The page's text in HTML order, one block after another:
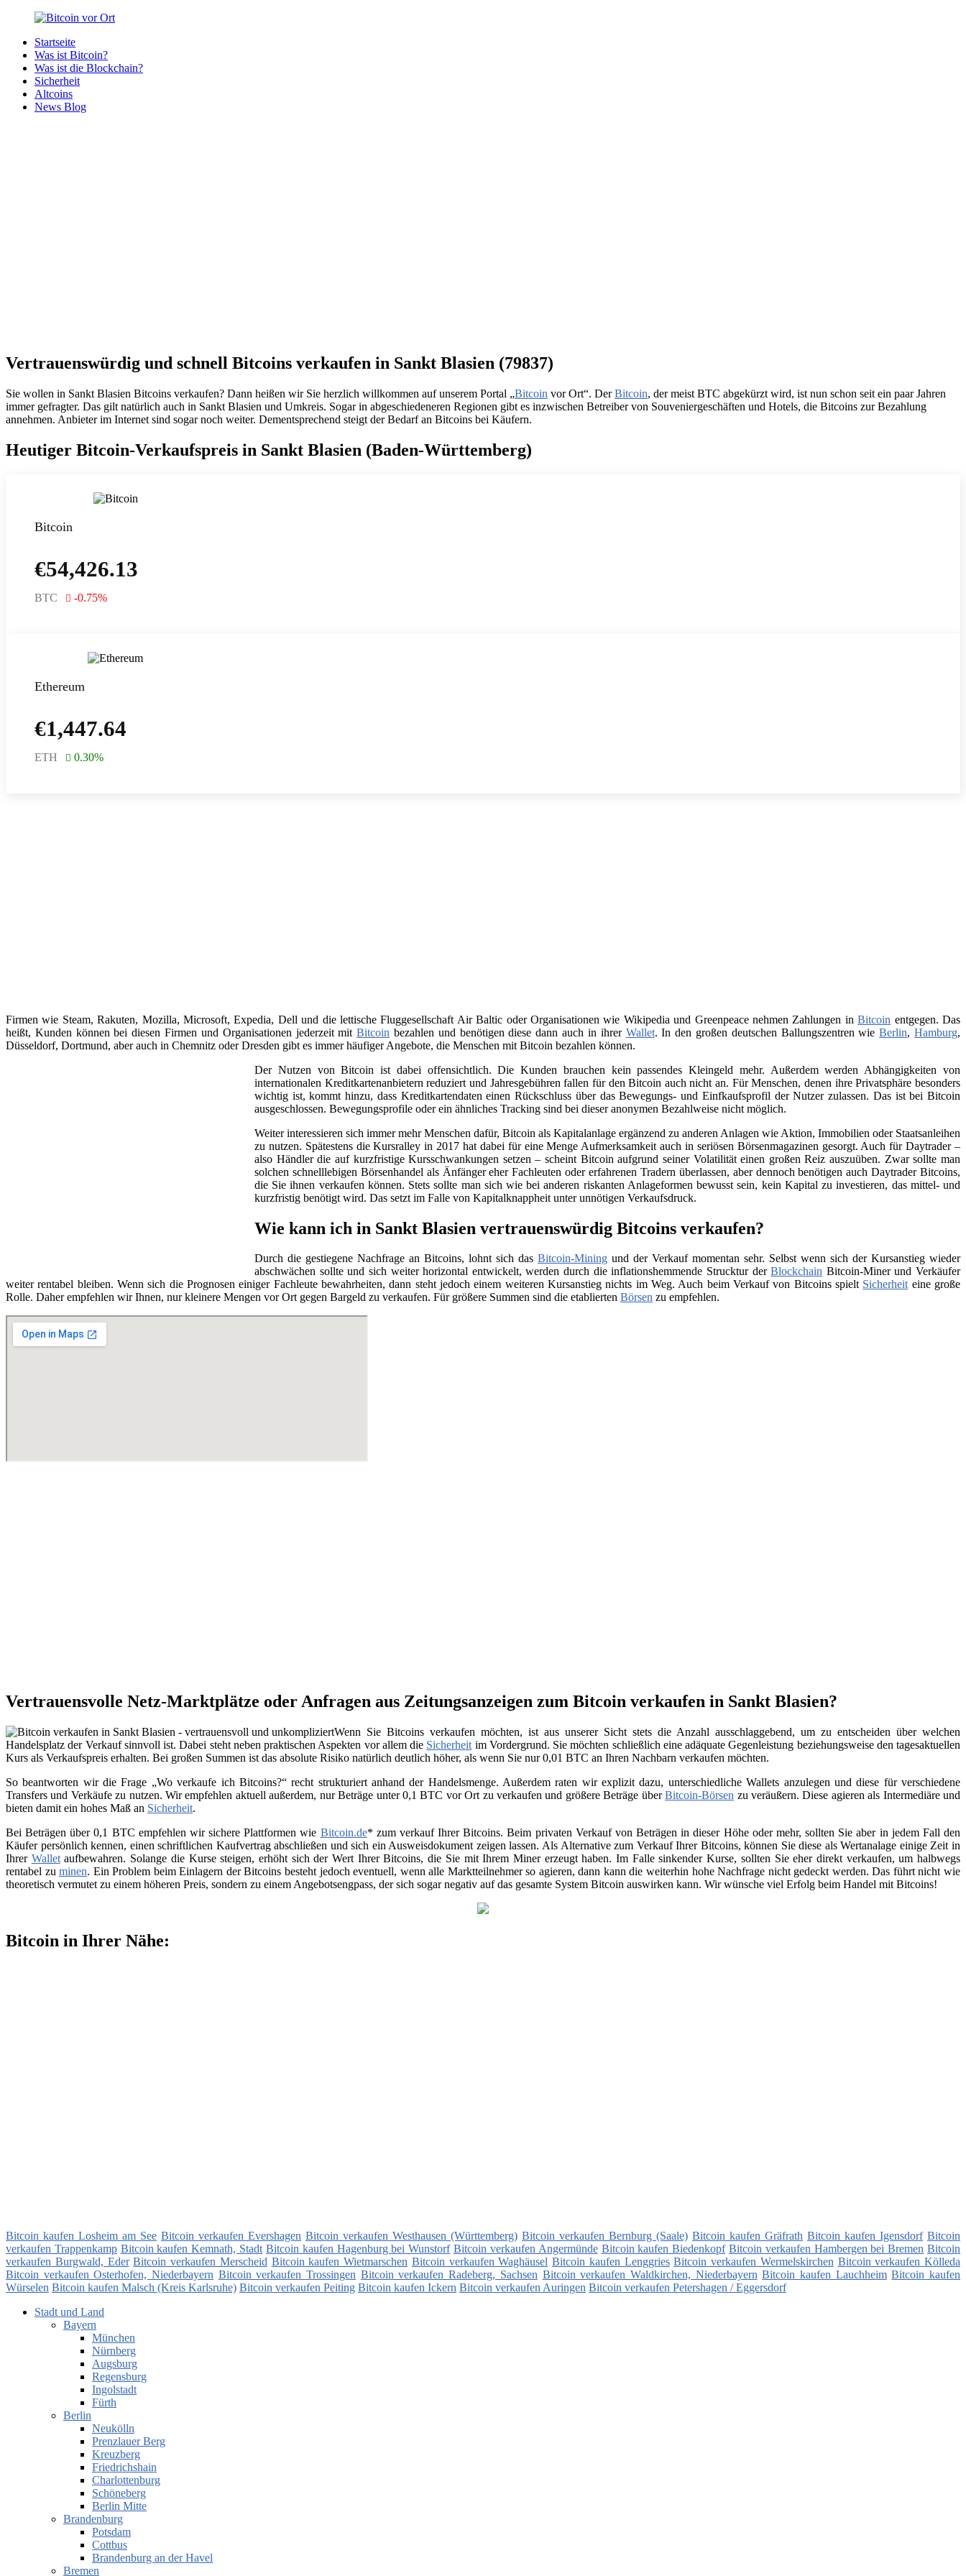
Zurück
Inhalt
Bitcoin
Bitcoins
deiner
Region
Startseite
Was ist Bitcoin?
Was ist die Blockchain?
Sicherheit
Altcoins
News Blog
Vertrauenswürdig und schnell Bitcoins verkaufen in Sankt Blasien (79837)
Sie wollen in Sankt Blasien Bitcoins verkaufen? Dann heißen wir Sie herzlich willkommen auf unserem Portal „Bitcoin vor Ort“. DerBitcoin, der meist BTC abgekürzt wird, ist nun schon seit ein paar Jahren
immer gefragter. Das gilt natürlich auch in Sankt Blasien und Umkreis. Sogar in abgeschiedeneren Regionen gibt es inzwischen Betreiber von Souveniergeschäften und Hotels, die Bitcoins zur Bezahlung
annehmen. Anbieter im Internet sind sogar noch weiter. Dementsprechend steigt der Bedarf an Bitcoins bei Käufern.
Heutiger Bitcoin-Verkaufspreis in Sankt Blasien (Baden-Württemberg)
Bitcoin
€54,426.13
BTC -0.75%
Ethereum
€1,447.64
ETH 0.30%
Firmen wie Steam, Rakuten, Mozilla, Microsoft, Expedia, Dell und die lettische Fluggesellschaft Air Baltic oder Organisationen wie Wikipedia und Greenpeace nehmen Zahlungen inBitcoin entgegen. Das
heißt, Kunden können bei diesen Firmen und Organisationen jederzeit mitBitcoin bezahlen und benötigen diese dann auch in ihrer Wallet. In den großen deutschen Ballungszentren wieBerlin,Hamburg,
Düsseldorf, Dortmund, aber auch in Chemnitz oder Dresden gibt es immer häufiger Angebote, die Menschen mit Bitcoin bezahlen können.
Der Nutzen von Bitcoin ist dabei offensichtlich. Die Kunden brauchen kein passendes Kleingeld mehr. Außerdem werden Abhängigkeiten von
internationalen Kreditkartenanbietern reduziert und Jahresgebühren fallen für den Bitcoin auch nicht an. Für Menschen, denen ihre Privatsphäre besonders
wichtig ist, kommt hinzu, dass Kreditkartendaten einen Rückschluss über das Bewegungs- und Einfkaufsprofil der Nutzer zulassen. Das ist bei Bitcoin
ausgeschlossen. Bewegungsprofile oder ein ähnliches Tracking sind bei dieser anonymen Bezahlweise nicht möglich.
Weiter interessieren sich immer mehr Menschen dafür, Bitcoin als Kapitalanlage ergänzend zu anderen Anlagen wie Aktion, Immobilien oder Staatsanleihen
zu nutzen. Spätestens die Kursralley in 2017 hat dabei für eine Menge Aufmerksamkeit auch in seriösen Börsenmagazinen gesorgt. Auch für Daytrader –
also Händler die auf kurzfristige Kursschwankungen setzen – scheint Bitcoin aufgrund seiner Volatilität einen großen Reiz auszuüben. Zwar sollte man
solchen schnelllebigen Börsenhandel als Änfänger eher Fachleuten oder erfahrenen Tradern überlassen, aber dennoch benötigen auch Daytrader Bitcoins,
die Sie ihnen verkaufen können. Stets sollte man sich wie bei anderen riskanten Anlageformen bewusst sein, kein Kapital zu investieren, das mittel- und
kurzfristig benötigt wird. Das setzt im Falle von Kapitalknappheit unter unnötigen Verkaufsdruck.
Wie kann ich in Sankt Blasien vertrauenswürdig Bitcoins verkaufen?
Durch die gestiegene Nachfrage an Bitcoins, lohnt sich das Bitcoin-Mining und der Verkauf momentan sehr. Selbst wenn sich der Kursanstieg wieder
abschwächen sollte und sich weiter horizontal entwickelt, werden durch die inflationshemmende Strucktur derBlockchain Bitcoin-Miner und Verkäufer
weiter rentabel bleiben. Wenn sich die Prognosen einiger Fachleute bewahrheiten, dann steht jedoch einem weiteren Kursanstieg nichts im Weg. Auch beim Verkauf von Bitcoins spielt Sicherheiteine große
Rolle. Daher empfehlen wir Ihnen, nur kleinere Mengen vor Ort gegen Bargeld zu verkaufen. Für größere Summen sind die etablierten Börsen zu empfehlen.
Vertrauensvolle Netz-Marktplätze oder Anfragen aus Zeitungsanzeigen zum Bitcoin verkaufen in Sankt Blasien?
Wenn Sie Bitcoins verkaufen möchten, ist aus unserer Sicht stets die Anzahl ausschlaggebend, um zu entscheiden über welchen
Handelsplatz der Verkauf sinnvoll ist. Dabei steht neben praktischen Aspekten vor allem die Sicherheit im Vordergrund. Sie möchten schließlich eine adäquate Gegenleistung beziehungsweise den tagesaktuellen
Kurs als Verkaufspreis erhalten. Bei großen Summen ist das absolute Risiko natürlich deutlich höher, als wenn Sie nur 0,01 BTC an Ihren Nachbarn verkaufen möchten.
So beantworten wir die Frage „Wo verkaufe ich Bitcoins?“ recht strukturiert anhand der Handelsmenge. Außerdem raten wir explizit dazu, unterschiedliche Wallets anzulegen und diese für verschiedene
Transfers und Verkäufe zu nutzen. Wir empfehlen aktuell außerdem, nur Beträge unter 0,1 BTC vor Ort zu verkaufen und größere Beträge überBitcoin-Börsen zu veräußern. Diese agieren als Intermediäre und
bieten damit ein hohes Maß an Sicherheit.
Bei Beträgen über 0,1 BTC empfehlen wir sichere Plattformen wie Bitcoin.de* zum verkauf Ihrer Bitcoins. Beim privaten Verkauf von Beträgen in dieser Höhe oder mehr, sollten Sie aber in jedem Fall den
Käufer persönlich kennen, einen schriftlichen Kaufvertrag abschließen und sich ein Ausweisdokument zeigen lassen. Als Alternative zum Verkauf Ihrer Bitcoins, können Sie diese als Wertanalage einige Zeit in
Ihrer Walletaufbewahren. Solange die Kurse steigen, erhöht sich der Wert Ihrer Bitcoins, die Sie mit Ihrem Miner erzeugt haben. Im Falle sinkender Kurse, sollten Sie eher direkt verkaufen, um halbwegs
rentabel zuminen. Ein Problem beim Einlagern der Bitcoins besteht jedoch eventuell, wenn alle Marktteilnehmer so agieren, dann kann die weiterhin hohe Nachfrage nicht gedeckt werden. Das führt nicht wie
theoretisch vermutet zu einem höheren Preis, sondern zu einem Angebotsengpass, der sich sogar negativ auf das gesamte System Bitcoin auswirken kann. Wir wünsche viel Erfolg beim Handel mit Bitcoins!
Bitcoin in Ihrer Nähe:
Bitcoin kaufen Losheim am See Bitcoin verkaufen Evershagen Bitcoin verkaufen Westhausen (Württemberg) Bitcoin verkaufen Bernburg (Saale) Bitcoin kaufen Gräfrath Bitcoin kaufen Igensdorf Bitcoin
verkaufen Trappenkamp Bitcoin kaufen Kemnath, Stadt Bitcoin kaufen Hagenburg bei Wunstorf Bitcoin verkaufen Angermünde Bitcoin kaufen Biedenkopf Bitcoin verkaufen Hambergen bei Bremen Bitcoin
verkaufen Burgwald, Eder Bitcoin verkaufen Merscheid Bitcoin kaufen Wietmarschen Bitcoin verkaufen Waghäusel Bitcoin kaufen Lenggries Bitcoin verkaufen Wermelskirchen Bitcoin verkaufen Kölleda
Bitcoin verkaufen Osterhofen, Niederbayern Bitcoin verkaufen Trossingen Bitcoin verkaufen Radeberg, Sachsen Bitcoin verkaufen Waldkirchen, Niederbayern Bitcoin kaufen Lauchheim Bitcoin kaufen
Würselen Bitcoin kaufen Malsch (Kreis Karlsruhe) Bitcoin verkaufen Peiting Bitcoin kaufen Ickern Bitcoin verkaufen Auringen Bitcoin verkaufen Petershagen / Eggersdorf
Stadt und Land
Bayern
München
Nürnberg
Augsburg
Regensburg
Ingolstadt
Fürth
Berlin
Neukölln
Prenzlauer Berg
Kreuzberg
Friedrichshain
Charlottenburg
Schöneberg
Berlin Mitte
Brandenburg
Potsdam
Cottbus
Brandenburg an der Havel
Bremen